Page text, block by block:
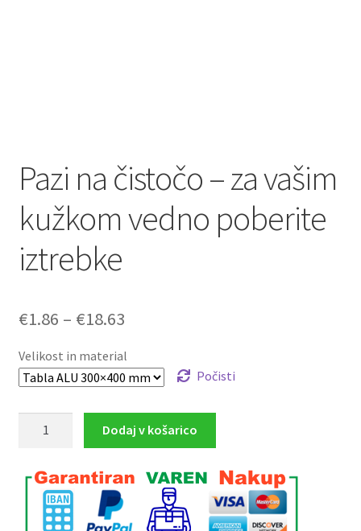
Pazi na čistočo – za vašim
kužkom vedno poberite
iztrebke
€1.86 – €18.63Cenovni
razpon:
od
do
Velikost in material
Počisti
vašim
Dodaj v košarico